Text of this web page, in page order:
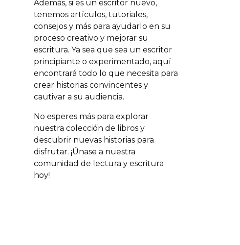
Además, si es un escritor nuevo,
tenemos artículos, tutoriales,
consejos y más para ayudarlo en su
proceso creativo y mejorar su
escritura. Ya sea que sea un escritor
principiante o experimentado, aquí
encontrará todo lo que necesita para
crear historias convincentes y
cautivar a su audiencia.
No esperes más para explorar
nuestra colección de libros y
descubrir nuevas historias para
disfrutar. ¡Únase a nuestra
comunidad de lectura y escritura
hoy!